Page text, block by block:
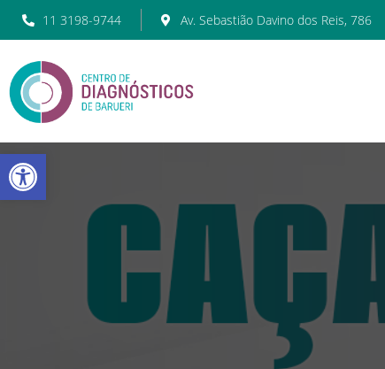
11 3198-9744 Av. Sebastião Davino dos Reis, 786
Barra de Ferramentas Aberta